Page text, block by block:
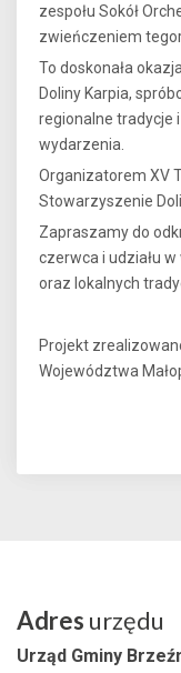
zespołu Sokół
zwieńczeniem
To doskonała
Doliny Karpia,
regionalne tradycje
wydarzenia.
Organizatorem XV
Stowarzyszenie
Zapraszamy do
czerwca i udziału
oraz lokalnych
Projekt
Województwa
Adres urzędu
Urząd Gminy